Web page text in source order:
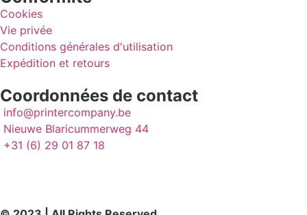
Cookies
Vie privée
Conditions générales d'utilisation
Expédition et retours
Coordonnées de contact
info@printercompany.be
Nieuwe Blaricummerweg 44
+31 (6) 29 01 87 18